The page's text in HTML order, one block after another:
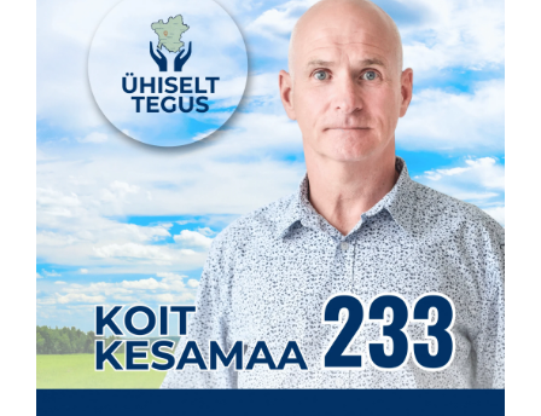
Privaatsusreeglid
Reklaam